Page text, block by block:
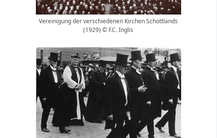
Vereinigung der verschiedenen Kirchen Schottlands
(1929) © F.C. Inglis